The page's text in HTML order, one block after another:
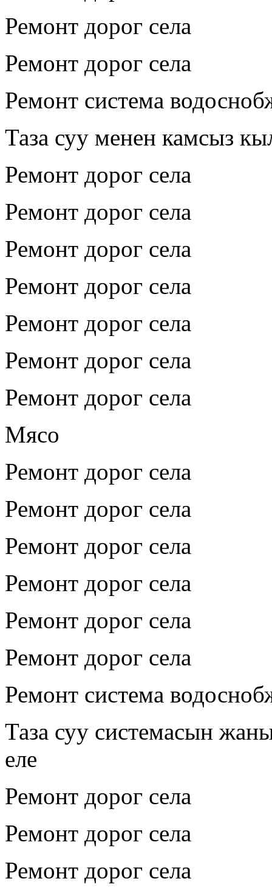
Ремонт дорог села
Ремонт дорог села
Ремонт система
Таза суу менен камсыз
Ремонт дорог села
Ремонт дорог села
Ремонт дорог села
Ремонт дорог села
Ремонт дорог села
Ремонт дорог села
Ремонт дорог села
Мясо
Ремонт дорог села
Ремонт дорог села
Ремонт дорог села
Ремонт дорог села
Ремонт дорог села
Ремонт дорог села
Ремонт система
Таза суу системасын
еле
Ремонт дорог села
Ремонт дорог села
Ремонт дорог села